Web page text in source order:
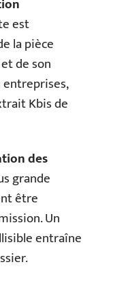
est
la pièce
de son
Kbis de
des
grande
être
Un
entraîne